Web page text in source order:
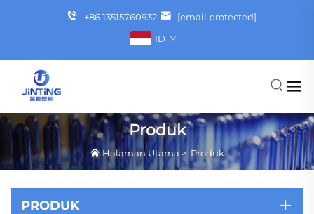
+86 13515760932
[email protected]
ID
Produk
Halaman Utama > Produk
PRODUK